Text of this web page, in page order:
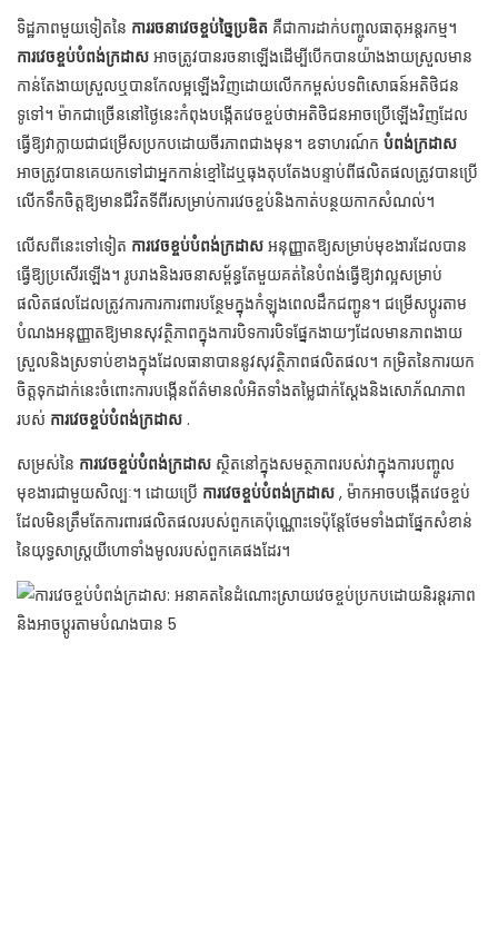
ទិដ្ឋភាពមួយទៀតនៃ ការរចនាវេចខ្ចប់ច្នៃប្រឌិត គឺជាការដាក់បញ្ចូលធាតុអន្តរកម្ម។
ការវេចខ្ចប់បំពង់ក្រដាស អាចត្រូវបានរចនាឡើងដើម្បីបើកបានយ៉ាងងាយស្រួលមាន
កាន់តែងាយស្រួលឬបានកែលម្អឡើងវិញដោយលើកកម្ពស់បទពិសោធន៍អតិថិជន
ទូទៅ។ ម៉ាកជាច្រើននៅថ្ងៃនេះកំពុងបង្កើតវេចខ្ចប់ថាអតិថិជនអាចប្រើឡើងវិញដែល
ធ្វើឱ្យវាក្លាយជាជម្រើសប្រកបដោយចីរភាពជាងមុន។ ឧទាហរណ៍ក បំពង់ក្រដាស
អាចត្រូវបានគេយកទៅជាអ្នកកាន់ខ្មៅដៃឬធុងតុបតែងបន្ទាប់ពីផលិតផលត្រូវបានប្រើ
លើកទឹកចិត្តឱ្យមានជីវិតទីពីរសម្រាប់ការវេចខ្ចប់និងកាត់បន្ថយកាកសំណល់។
លើសពីនេះទៅទៀត ការវេចខ្ចប់បំពង់ក្រដាស អនុញ្ញាតឱ្យសម្រាប់មុខងារដែលបាន
ធ្វើឱ្យប្រសើរឡើង។ រូបរាងនិងរចនាសម្ព័ន្ធតែមួយគត់នៃបំពង់ធ្វើឱ្យវាល្អសម្រាប់
ផលិតផលដែលត្រូវការការការពារបន្ថែមក្នុងកំឡុងពេលដឹកជញ្ជូន។ ជម្រើសប្តូរតាម
បំណងអនុញ្ញាតឱ្យមានសុវត្ថិភាពក្នុងការបិទការបិទផ្នែកងាយៗដែលមានភាពងាយ
ស្រួលនិងស្រទាប់ខាងក្នុងដែលធានាបាននូវសុវត្ថិភាពផលិតផល។ កម្រិតនៃការយក
ចិត្តទុកដាក់នេះចំពោះការបង្កើនព័ត៌មានលំអិតទាំងតម្លៃជាក់ស្តែងនិងសោភ័ណភាព
របស់ ការវេចខ្ចប់បំពង់ក្រដាស .
សម្រស់នៃ ការវេចខ្ចប់បំពង់ក្រដាស ស្ថិតនៅក្នុងសមត្ថភាពរបស់វាក្នុងការបញ្ចូល
មុខងារជាមួយសិល្បៈ។ ដោយប្រើ ការវេចខ្ចប់បំពង់ក្រដាស , ម៉ាកអាចបង្កើតវេចខ្ចប់
ដែលមិនត្រឹមតែការពារផលិតផលរបស់ពួកគេប៉ុណ្ណោះទេប៉ុន្តែថែមទាំងជាផ្នែកសំខាន់
នៃយុទ្ធសាស្ត្រយីហោទាំងមូលរបស់ពួកគេផងដែរ។